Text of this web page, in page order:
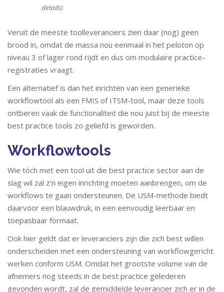
details)
Veruit de meeste toolleveranciers zien daar (nog) geen
brood in, omdat de massa nou eenmaal in het peloton op
niveau 3 of lager rond rijdt en dus om modulaire practice-
registraties vraagt.
Een alternatief is dan het inrichten van een generieke
workflowtool als een FMIS of ITSM-tool, maar deze tools
ontberen vaak de functionaliteit die nou juist bij de meeste
best practice tools zo geliefd is geworden.
Workflowtools
Wie tóch met een tool uit die best practice sector aan de
slag wil zal z’n eigen inrichting moeten aanbrengen, om de
workflows te gaan ondersteunen. De USM-methode biedt
daarvoor een blauwdruk, in een eenvoudig leerbaar en
toepasbaar formaat.
Ook hier geldt dat er leveranciers zijn die zich best willen
onderscheiden met een ondersteuning van workflowgericht
werken conform USM. Omdat het grootste volume van de
afnemers nog steeds in de best practice gelederen
gevonden wordt, zal de gemiddelde leverancier zich er in de